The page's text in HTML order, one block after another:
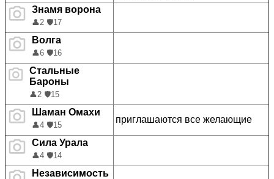
Знамя ворона
👤2 🛡️17
Волга
👤6 🛡️16
Стальные
Бароны
👤2 🛡️15
Шаман Омахи
👤4 🛡️15
приглашаются все желающие
Сила Урала
👤4 🛡️14
Независимость